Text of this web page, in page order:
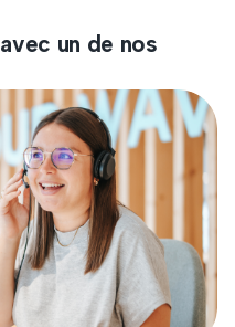
un de nos